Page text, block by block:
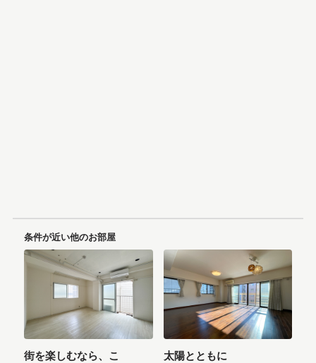
条件が近い他のお部屋
街を楽しむなら、こ 太陽とともに